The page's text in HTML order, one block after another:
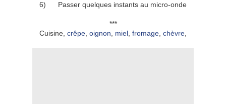
6) Passer quelques instants au micro-onde
***
Cuisine, crêpe oignon miel fromage chèvre